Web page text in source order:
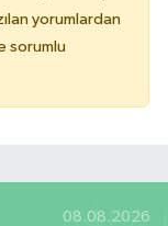
yorumlardan
sorumlu
08.08.2026